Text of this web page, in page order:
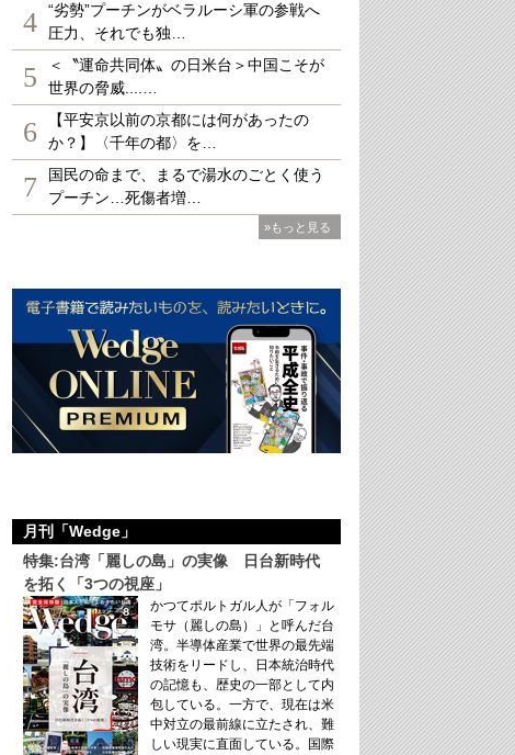
4
“劣勢”プーチンがベラルーシ軍の参戦へ
圧力、それでも独…
5
＜〝運命共同体〟の日米台＞中国こそが
世界の脅威....…
6
【平安京以前の京都には何があったの
か？】〈千年の都〉を…
7
国民の命まで、まるで湯水のごとく使う
プーチン…死傷者増…
»もっと見る
月刊「Wedge」
特集:台湾「麗しの島」の実像 日台新時代
を拓く「3つの視座」
かつてポルトガル人が「フォル
モサ（麗しの島）」と呼んだ台
湾。半導体産業で世界の最先端
技術をリードし、日本統治時代
の記憶も、歴史の一部として内
包している。一方で、現在は米
中対立の最前線に立たされ、難
しい現実に直面している。国際